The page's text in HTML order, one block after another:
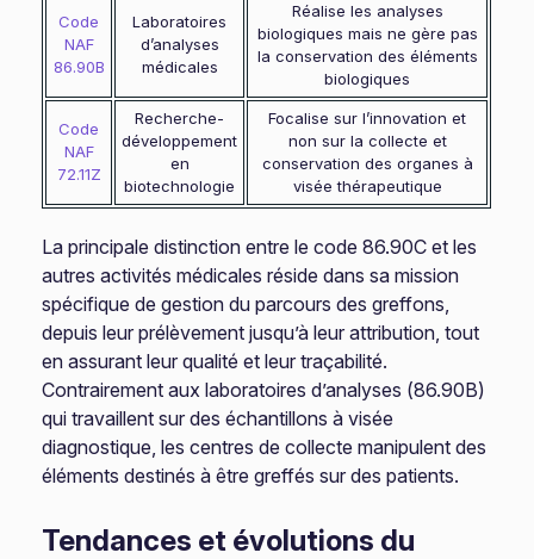
Code
NAF
86.90B
Laboratoires
d’analyses
médicales
Réalise les analyses
biologiques mais ne gère pas
la conservation des éléments
biologiques
Code
NAF
72.11Z
Recherche-
développement
en
biotechnologie
Focalise sur l’innovation et
non sur la collecte et
conservation des organes à
visée thérapeutique
La principale distinction entre le code 86.90C et les
autres activités médicales réside dans sa mission
spécifique de gestion du parcours des greffons,
depuis leur prélèvement jusqu’à leur attribution, tout
en assurant leur qualité et leur traçabilité.
Contrairement aux laboratoires d’analyses (86.90B)
qui travaillent sur des échantillons à visée
diagnostique, les centres de collecte manipulent des
éléments destinés à être greffés sur des patients.
Tendances et évolutions du